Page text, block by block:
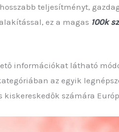
teljesítményt,
ez a magas 100k
információkat látható
az egyik
kiskereskedők számára